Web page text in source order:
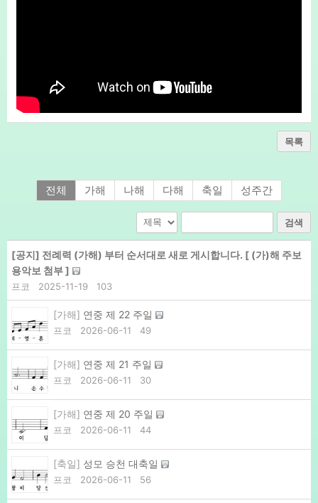
목록
전체 가해 나해 다해 축일 성주간
검색
[공지] 전례력 (가해) 부터 순서대로 새로 게시합니다. [ (가)해 주보
용악보 첨부 ]
프코 2025-11-19 103
[가해] 연중 제 22 주일
프코 2026-06-11 49
[가해] 연중 제 21 주일
프코 2026-06-11 30
[가해] 연중 제 20 주일
프코 2026-06-11 44
[축일] 성모 승천 대축일
프코 2026-06-11 56